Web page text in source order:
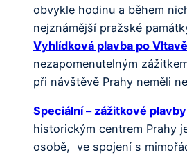
obvykle hodinu a během
nejznámější pražské
Vyhlídková plavba po Vltavě
nezapomenutelným
při návštěvě Prahy neměli
Speciální – zážitkové
historickým centrem Prahy
osobě, ve spojení s